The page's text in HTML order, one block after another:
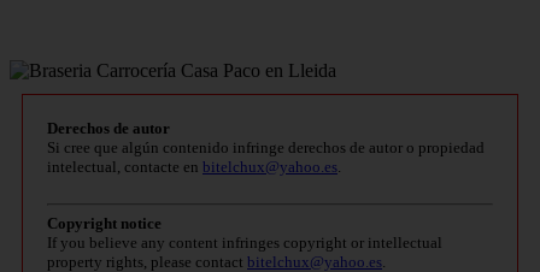
Derechos de autor
Si cree que algún contenido infringe derechos de autor o propiedad
intelectual, contacte en bitelchux@yahoo.es
Copyright notice
If you believe any content infringes copyright or intellectual
property rights, please contact bitelchux@yahoo.es